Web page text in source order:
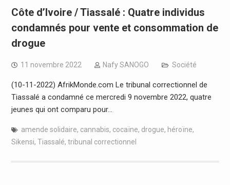
Côte d’Ivoire / Tiassalé : Quatre individus
condamnés pour vente et consommation de
drogue
11 novembre 2022 Nafy SANOGO Société
(10-11-2022) AfrikMonde.com Le tribunal correctionnel de
Tiassalé a condamné ce mercredi 9 novembre 2022, quatre
jeunes qui ont comparu pour…
amende solidaire, cannabis, cocaïne, drogue, héroïne,
Sikensi, Tiassalé, tribunal correctionnel